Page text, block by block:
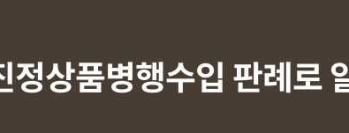
정상품병행수입 판례로